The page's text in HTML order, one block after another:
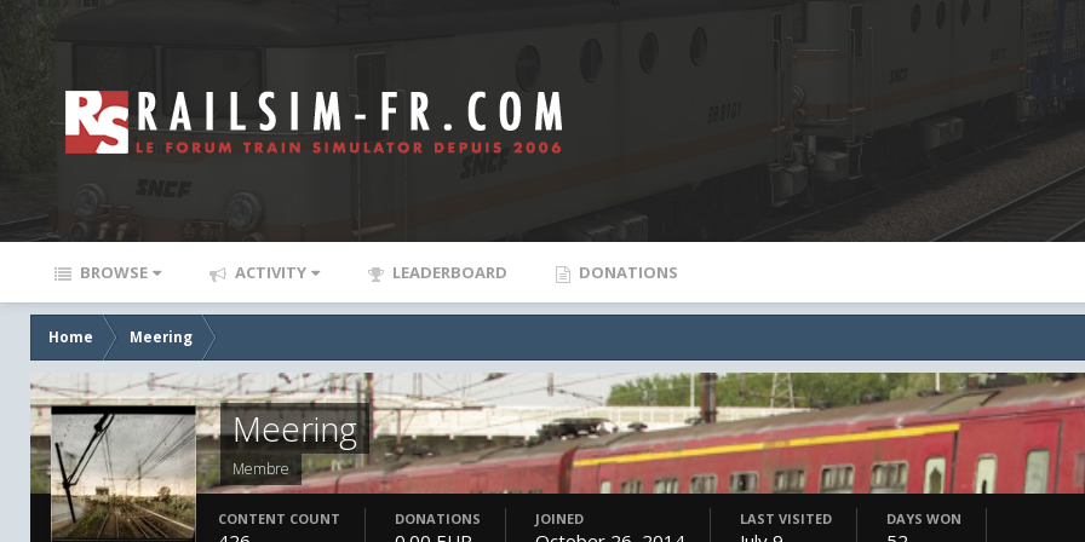
BROWSE ACTIVITY LEADERBOARD DONATIONS
Home Meering
Meering
Membre
CONTENT COUNT DONATIONS JOINED LAST VISITED DAYS WON